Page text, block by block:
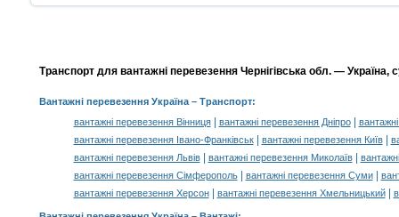
Транспорт для вантажні перевезення Чернігівська обл. — Україна,
Вантажні перевезення Україна– Транспорт:
вантажні перевезення Вінниця| вантажні перевезення Дніпро|
вантажні перевезення Івано-Франківськ| вантажні перевезення Київ|
вантажні перевезення Львів| вантажні перевезення Миколаїв|
вантажні перевезення Сімферополь| вантажні перевезення Суми|
вантажні перевезення Херсон| вантажні перевезення Хмельницький|